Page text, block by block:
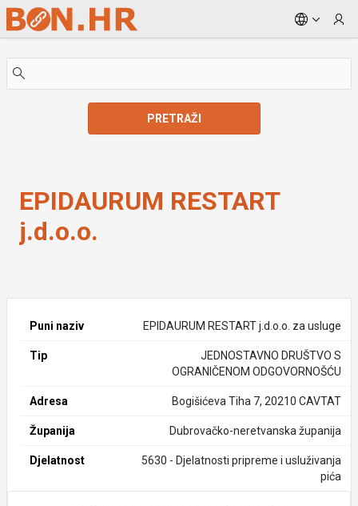
Skip to Main Content
PRETRAŽI
EPIDAURUM RESTART
j.d.o.o.
Puni naziv EPIDAURUM RESTART j.d.o.o. za usluge
Tip
JEDNOSTAVNO DRUŠTVO S
OGRANIČENOM ODGOVORNOŠĆU
Adresa Bogišićeva Tiha 7, 20210 CAVTAT
Županija Dubrovačko-neretvanska županija
Djelatnost
5630 - Djelatnosti pripreme i usluživanja
pića